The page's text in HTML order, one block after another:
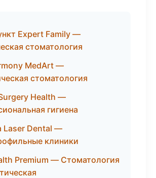
Expert Family —
стоматология
MedArt —
стоматология
Health —
гигиена
Laser Dental —
клиники
Premium — Стоматология